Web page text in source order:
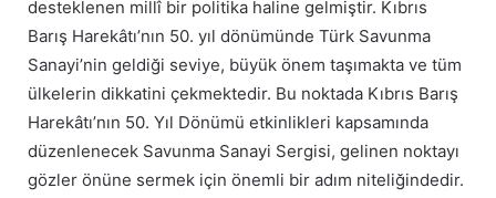
desteklenen millî bir politika haline gelmiştir. Kıbrıs
Barış Harekâtı’nın 50. yıl dönümünde Türk Savunma
Sanayi’nin geldiği seviye, büyük önem taşımakta ve tüm
ülkelerin dikkatini çekmektedir. Bu noktada Kıbrıs Barış
Harekâtı’nın 50. Yıl Dönümü etkinlikleri kapsamında
düzenlenecek Savunma Sanayi Sergisi, gelinen noktayı
gözler önüne sermek için önemli bir adım niteliğindedir.